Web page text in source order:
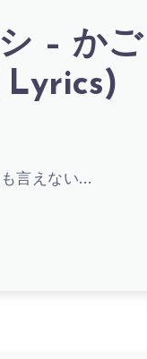
– かご
Lyrics)
言えない…